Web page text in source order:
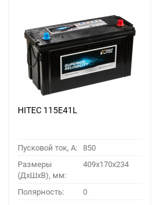
HITEC 115E41L
Пусковой ток, A: 850
Размеры
(ДхШхВ), мм:
409x170x234
Полярность: 0